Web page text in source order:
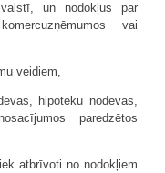
un nodokļus par
vai
veidiem,
hipotēku nodevas,
paredzētos
atbrīvoti no nodokļiem